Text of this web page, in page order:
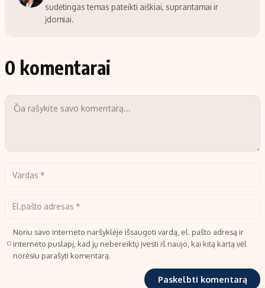
sudėtingas temas pateikti aiškiai, suprantamai ir
įdomiai.
0 komentarai
Noriu savo interneto naršyklėje išsaugoti vardą, el. pašto adresą ir
interneto puslapį, kad jų nebereiktų įvesti iš naujo, kai kitą kartą vėl
norėsiu parašyti komentarą.